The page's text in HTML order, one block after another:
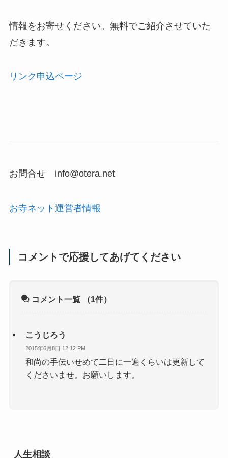
情報をお寄せください。無料でご紹介させていた
だきます。
リンク申込ページ
お問合せ info@otera.net
お寺ネット運営者情報
コメントで応援してあげてください
コメント一覧 （1件）
こうじろう
2015年6月8日 12:12 PM
和尚の手伝いせめて二日に一遍くらいは更新して
くださいませ。お願いします。
人生相談